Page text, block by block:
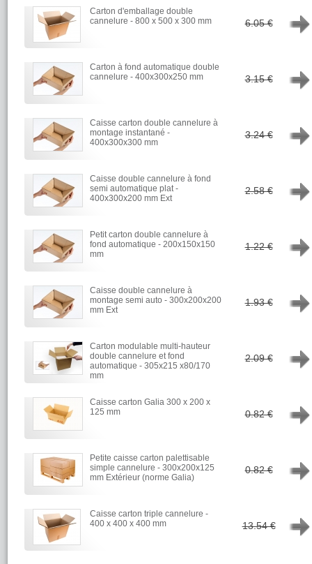
Carton d'emballage double
cannelure - 800 x 500 x 300 mm
6.05 €
Carton à fond automatique double
cannelure - 400x300x250 mm
3.15 €
Caisse carton double cannelure à
montage instantané -
400x300x300 mm
3.24 €
Caisse double cannelure à fond
semi automatique plat -
400x300x200 mm Ext
2.58 €
Petit carton double cannelure à
fond automatique - 200x150x150
mm
1.22 €
Caisse double cannelure à
montage semi auto - 300x200x200
mm Ext
1.93 €
Carton modulable multi-hauteur
double cannelure et fond
automatique - 305x215 x80/170
mm
2.09 €
Caisse carton Galia 300 x 200 x
125 mm
0.82 €
Petite caisse carton palettisable
simple cannelure - 300x200x125
mm Extérieur (norme Galia)
0.82 €
Caisse carton triple cannelure -
400 x 400 x 400 mm
13.54 €